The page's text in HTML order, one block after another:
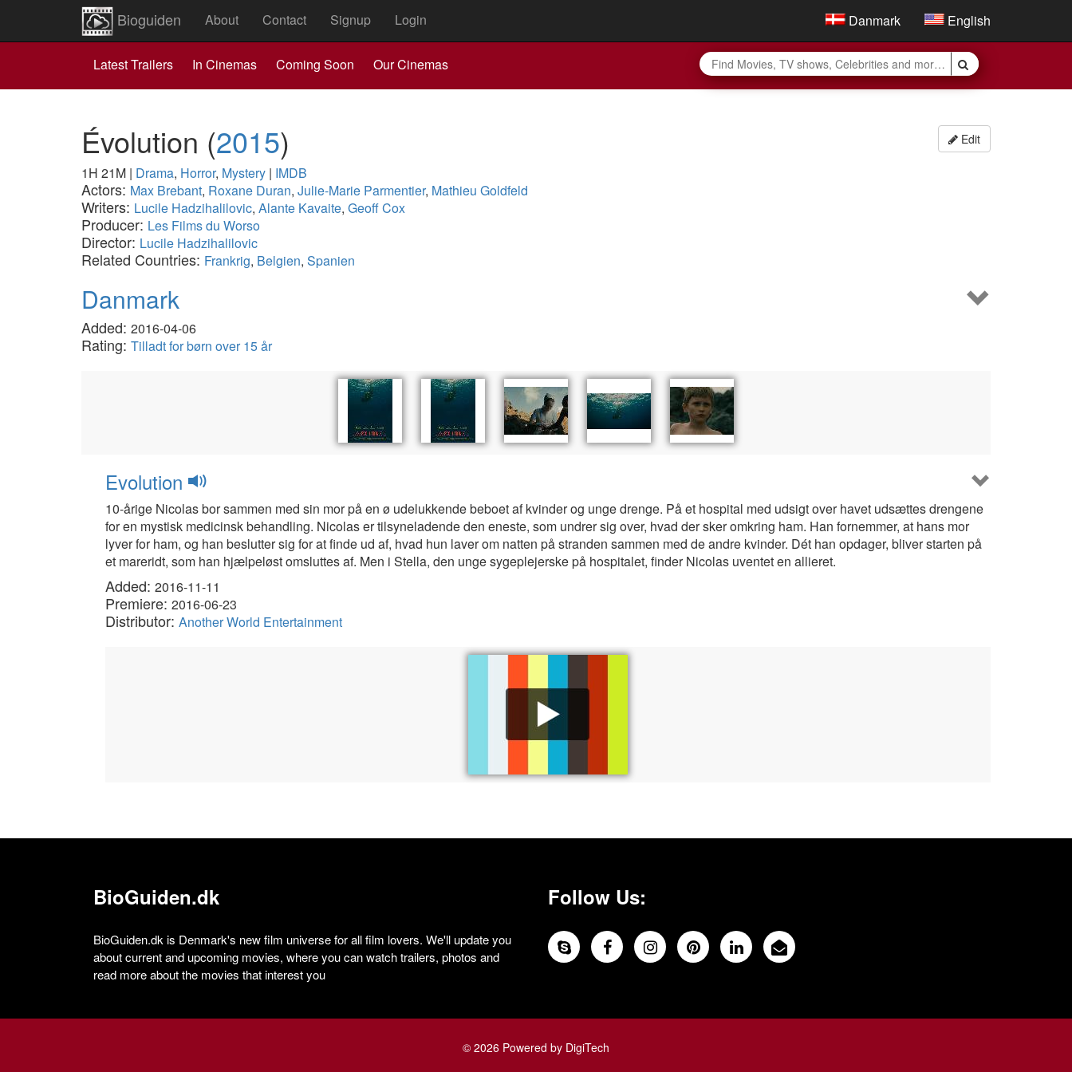
Bioguiden About Contact Signup Login Danmark English
Latest Trailers In Cinemas Coming Soon Our Cinemas
Edit
Évolution (2015)
1H 21M | Drama, Horror, Mystery | IMDB
Actors: Max Brebant, Roxane Duran, Julie-Marie Parmentier, Mathieu Goldfeld
Writers: Lucile Hadzihalilovic, Alante Kavaite, Geoff Cox
Producer: Les Films du Worso
Director: Lucile Hadzihalilovic
Related Countries: Frankrig, Belgien, Spanien
Danmark
Added: 2016-04-06
Rating: Tilladt for børn over 15 år
Evolution
10-årige Nicolas bor sammen med sin mor på en ø udelukkende beboet af kvinder og unge drenge. På et hospital med udsigt over havet udsættes drengene
for en mystisk medicinsk behandling. Nicolas er tilsyneladende den eneste, som undrer sig over, hvad der sker omkring ham. Han fornemmer, at hans mor
lyver for ham, og han beslutter sig for at finde ud af, hvad hun laver om natten på stranden sammen med de andre kvinder. Dét han opdager, bliver starten på
et mareridt, som han hjælpeløst omsluttes af. Men i Stella, den unge sygeplejerske på hospitalet, finder Nicolas uventet en allieret.
Added: 2016-11-11
Premiere: 2016-06-23
Distributor: Another World Entertainment
BioGuiden.dk
BioGuiden.dk is Denmark's new film universe for all film lovers. We'll update you
about current and upcoming movies, where you can watch trailers, photos and
read more about the movies that interest you
Follow Us:
© 2026 Powered by DigiTech